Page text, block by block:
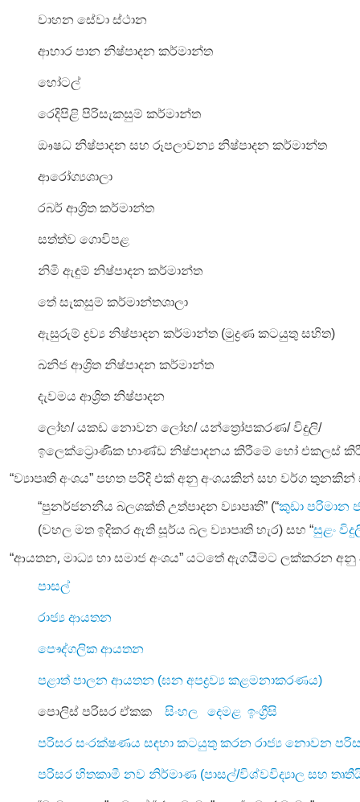
වාහන සේවා ස්ථාන
ආහාර පාන නිෂ්පාදන කර්මාන්ත
හෝටල්
රෙදිපිළි පිරිසැකසුම් කර්මාන්ත
ඖෂධ නිෂ්පාදන සහ රූපලාවන්‍ය නිෂ්පාදන කර්මාන්ත
ආරෝග්‍යශාලා
රබර් ආශ්‍රිත කර්මාන්ත
සත්ත්ව ගොවිපළ
නිමි ඇඳුම් නිෂ්පාදන කර්මාන්ත
තේ සැකසුම් කර්මාන්තශාලා
ඇසුරුම් ද්‍රව්‍ය නිෂ්පාදන කර්මාන්ත (මුද්‍රණ කටයුතු සහිත)
ඛනිජ ආශ්‍රිත නිෂ්පාදන කර්මාන්ත
දැවමය ආශ්‍රිත නිෂ්පාදන
ලෝහ/යකඩ නොවන ලෝහ/යන්ත්‍රෝපකරණ/විදුලි/
ඉලෙක්ට්‍රොණික භාණ්ඩ නිෂ්පාදනය කිරීමේ හෝ එකලස්
“ව්‍යාපෘති අංශය” පහත පරිදි එක් අනු අංශයකින් සහ වර්ග
“පුනර්ජනනීය බලශක්ති උත්පාදන ව්‍යාපෘති” (“කුඩා පරිමාන
(වහල මත ඉදිකර ඇති සූර්ය බල ව්‍යාපෘති හැර) සහ “සුළං
“ආයතන, මාධ්‍ය හා සමාජ අංශය” යටතේ ඇගයීමට ලක්කරන අනු
පාසල්
රාජ්‍ය ආයතන
පෞද්ගලික ආයතන
පළාත් පාලන ආයතන (ඝන අපද්‍රව්‍ය කළමනාකරණය)
පොලිස් පරිසර ඒකක සිංහල දෙමළ ඉංග්‍රීසි
පරිසර සංරක්ෂණය සඳහා කටයුතු කරන රාජ්‍ය නොවන
පරිසර හිතකාමී නව නිර්මාණ (පාසල්/විශ්වවිද්‍යාල සහ